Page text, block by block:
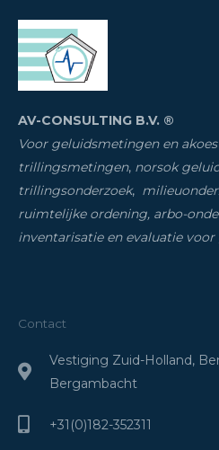
AV-CONSULTING B.V. ®
Voor geluidsmetingen en
trillingsmetingen, norsok
trillingsonderzoek,
ruimtelijke ordening, arbo-
inventarisatie en evaluatie
Contact
Vestiging Zuid-Holland,
Bergambacht
+31(0)182-352311